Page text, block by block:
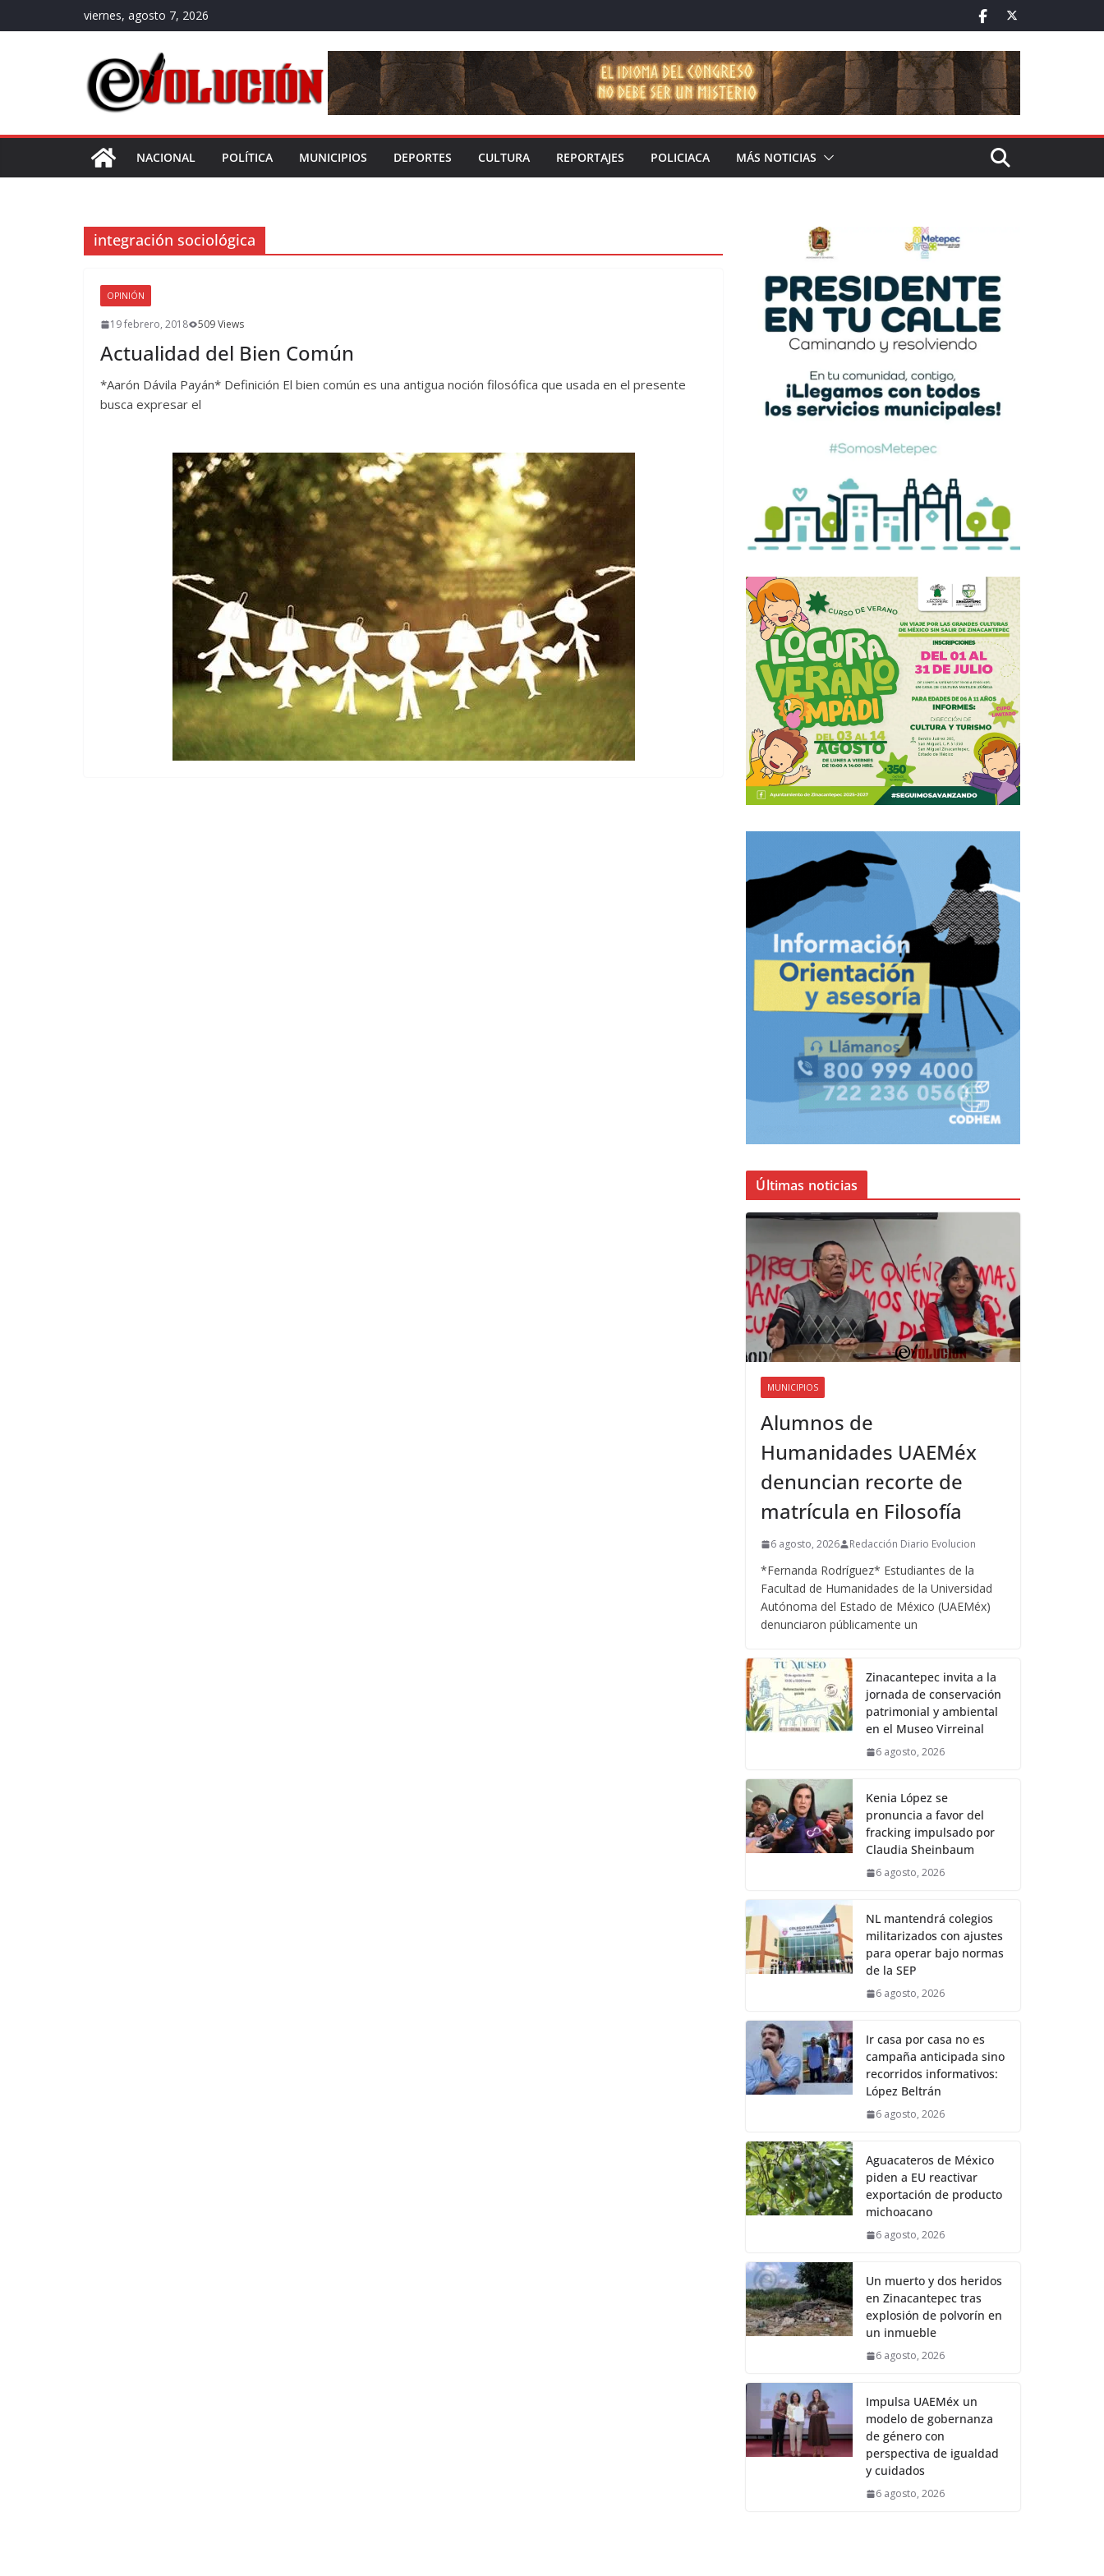
al
viernes, agosto 7, 2026
NACIONAL POLÍTICA MUNICIPIOS DEPORTES CULTURA REPORTAJES POLICIACA MÁS NOTICIAS
integración sociológica
OPINIÓN
19 febrero, 2018 509 Views
Actualidad del Bien Común
*Aarón Dávila Payán* Definición El bien común es una antigua noción filosófica que usada en el presente
busca expresar el
Últimas noticias
MUNICIPIOS
Alumnos de
Humanidades UAEMéx
denuncian recorte de
matrícula en Filosofía
6 agosto, 2026 Redacción Diario Evolucion
*Fernanda Rodríguez* Estudiantes de la
Facultad de Humanidades de la Universidad
Autónoma del Estado de México (UAEMéx)
denunciaron públicamente un
Zinacantepec invita a la
jornada de conservación
patrimonial y ambiental
en el Museo Virreinal
6 agosto, 2026
Kenia López se
pronuncia a favor del
fracking impulsado por
Claudia Sheinbaum
6 agosto, 2026
NL mantendrá colegios
militarizados con ajustes
para operar bajo normas
de la SEP
6 agosto, 2026
Ir casa por casa no es
campaña anticipada sino
recorridos informativos:
López Beltrán
6 agosto, 2026
Aguacateros de México
piden a EU reactivar
exportación de producto
michoacano
6 agosto, 2026
Un muerto y dos heridos
en Zinacantepec tras
explosión de polvorín en
un inmueble
6 agosto, 2026
Impulsa UAEMéx un
modelo de gobernanza
de género con
perspectiva de igualdad
y cuidados
6 agosto, 2026